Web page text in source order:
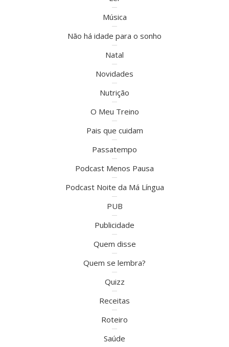
Música
Não há idade para o sonho
Natal
Novidades
Nutrição
O Meu Treino
Pais que cuidam
Passatempo
Podcast Menos Pausa
Podcast Noite da Má Língua
PUB
Publicidade
Quem disse
Quem se lembra?
Quizz
Receitas
Roteiro
Saúde